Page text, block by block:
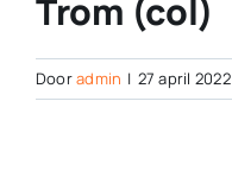
Trom (col)
Dooradmin | 27 april 2022